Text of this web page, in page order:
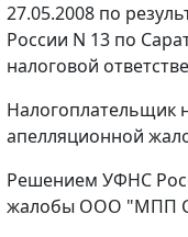
27.05.2008 по
России N 13 по
налоговой
Налогоплательщик
апелляционной
Решением УФНС
жалобы ООО "МПП